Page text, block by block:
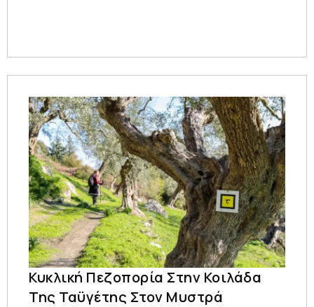
Κυκλική Πεζοπορία Στην Κοιλάδα
Της Ταϋγέτης Στον Μυστρά